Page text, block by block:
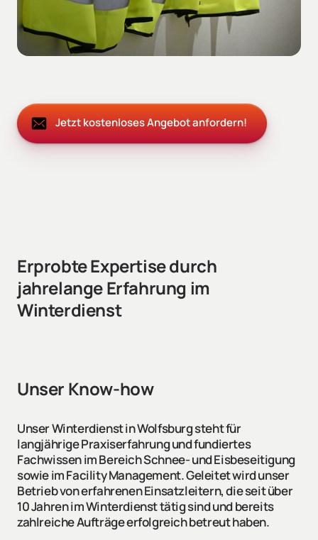
Jetzt kostenloses Angebot anfordern!
Erprobte Expertise durch
jahrelange Erfahrung im
Winterdienst
Unser Know-how
Unser Winterdienst in Wolfsburg steht für
langjährige Praxiserfahrung und fundiertes
Fachwissen im Bereich Schnee- und Eisbeseitigung
sowie im Facility Management. Geleitet wird unser
Betrieb von erfahrenen Einsatzleitern, die seit über
10 Jahren im Winterdienst tätig sind und bereits
zahlreiche Aufträge erfolgreich betreut haben.